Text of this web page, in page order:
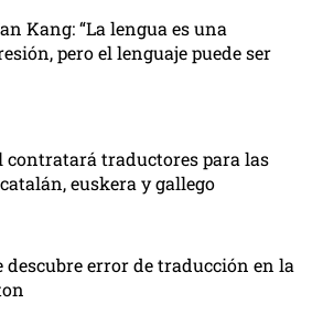
Kang: “La lengua es una
pero el lenguaje puede ser
contratará traductores para las
euskera y gallego
descubre error de traducción en la